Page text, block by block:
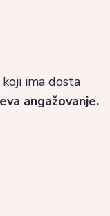
ima dosta
angažovanje.